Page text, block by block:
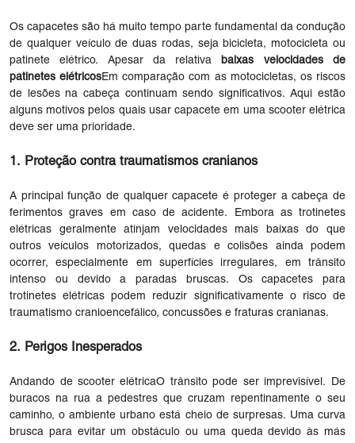
Os capacetes são há muito tempo parte fundamental da condução
de qualquer veículo de duas rodas, seja bicicleta, motocicleta ou
patinete elétrico. Apesar da relativa baixas velocidades de
patinetes elétricosEm comparação com as motocicletas, os riscos
de lesões na cabeça continuam sendo significativos. Aqui estão
alguns motivos pelos quais usar capacete em uma scooter elétrica
deve ser uma prioridade.
1. Proteção contra traumatismos cranianos
A principal função de qualquer capacete é proteger a cabeça de
ferimentos graves em caso de acidente. Embora as trotinetes
elétricas geralmente atinjam velocidades mais baixas do que
outros veículos motorizados, quedas e colisões ainda podem
ocorrer, especialmente em superfícies irregulares, em trânsito
intenso ou devido a paradas bruscas. Os capacetes para
trotinetes elétricas podem reduzir significativamente o risco de
traumatismo cranioencefálico, concussões e fraturas cranianas.
2. Perigos Inesperados
Andando de scooter elétricaO trânsito pode ser imprevisível. De
buracos na rua a pedestres que cruzam repentinamente o seu
caminho, o ambiente urbano está cheio de surpresas. Uma curva
brusca para evitar um obstáculo ou uma queda devido às más